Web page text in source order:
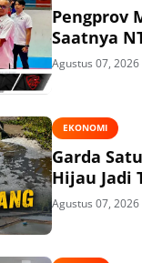
Pengprov
Saatnya
Agustus 07, 2026
EKONOMI
Garda
Hijau Jadi
Agustus 07, 2026